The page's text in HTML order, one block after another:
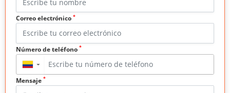
Correo electrónico *
Número de teléfono *
▼
Mensaje *